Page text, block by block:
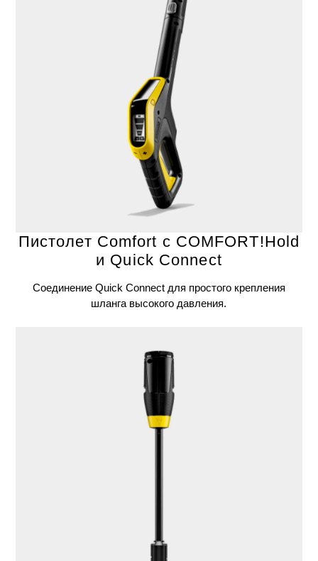
Пистолет Comfort с COMFORT!Hold
и Quick Connect
Соединение Quick Connectдля простого крепления
шланга высокого давления.